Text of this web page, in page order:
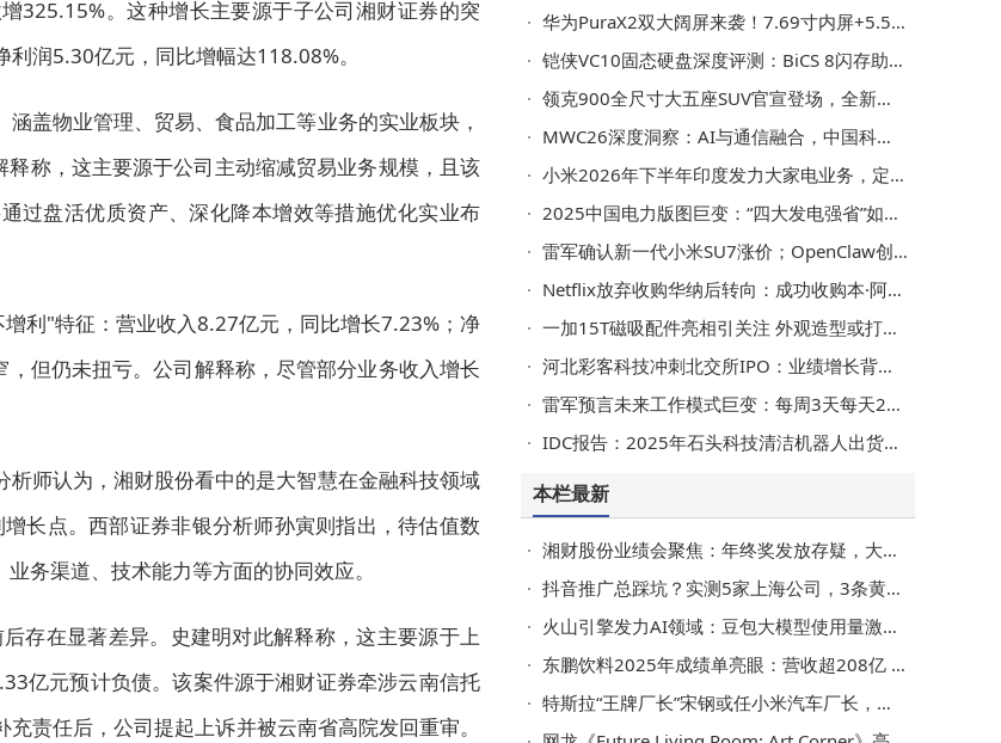
325.15%。这种增长主要源于子公司湘财证券的突
润5.30亿元，同比增幅达118.08%。
盖物业管理、贸易、食品加工等业务的实业板块，
称，这主要源于公司主动缩减贸易业务规模，且该
过盘活优质资产、深化降本增效等措施优化实业布
利"特征：营业收入8.27亿元，同比增长7.23%；净
但仍未扭亏。公司解释称，尽管部分业务收入增长
师认为，湘财股份看中的是大智慧在金融科技领域
长点。西部证券非银分析师孙寅则指出，待估值数
务渠道、技术能力等方面的协同效应。
存在显著差异。史建明对此解释称，这主要源于上
亿元预计负债。该案件源于湘财证券牵涉云南信托
责任后，公司提起上诉并被云南省高院发回重审。
华为PuraX2双大阔屏来袭！7.69寸内屏+5.5寸外屏，提前半年狙击iPhone Fold
铠侠VC10固态硬盘深度评测：BiCS 8闪存助力，性能与低温完美平衡
领克900全尺寸大五座SUV官宣登场，全新日冕金车色引领新潮流
MWC26深度洞察：AI与通信融合，中国科技引领全球智能新未来
小米2026年下半年印度发力大家电业务，定制产品适配本土需求待亮相
2025中国电力版图巨变：“四大发电强省”如何为AI时代注入澎湃动能？
雷军确认新一代小米SU7涨价；OpenClaw创始人盼百度助力开发
Netflix放弃收购华纳后转向：成功收购本·阿弗莱克AI影视技术公司InterPositive
一加15T磁吸配件亮相引关注 外观造型或打破横向大矩阵传闻？
河北彩客科技冲刺北交所IPO：业绩增长背后关联采购引关注
雷军预言未来工作模式巨变：每周3天每天2小时，AI引领就业市场新变革
IDC报告：2025年石头科技清洁机器人出货580万台，稳坐全球扫地机市场头把交椅
本栏最新
湘财股份业绩会聚焦：年终奖发放存疑，大智慧收购进展几何？
抖音推广总踩坑？实测5家上海公司，3条黄金法则教你选对合作伙伴
火山引擎发力AI领域：豆包大模型使用量激增，Seedance 2.0与ArkClaw齐头并进
东鹏饮料2025年成绩单亮眼：营收超208亿 净利达44.15亿
特斯拉“王牌厂长”宋钢或任小米汽车厂长，助力小米冲刺2026年交付目标